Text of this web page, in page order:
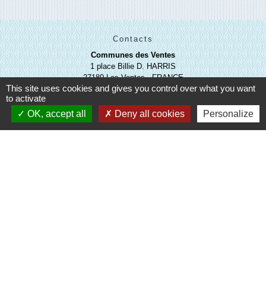
Contacts
Communes des Ventes
1 place Billie D. HARRIS
27180 Les Ventes - FRANCE
+33 2 32 67 43 31
Contact par formulaire
This site uses cookies and gives you control over what you want
to activate
OK, accept all
Deny all cookies Personalize